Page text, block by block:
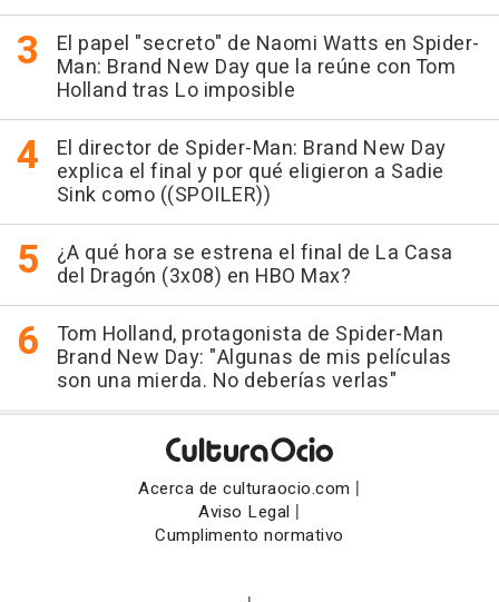
El papel "secreto" de Naomi Watts en Spider-
Man: Brand New Day que la reúne con Tom
Holland tras Lo imposible
El director de Spider-Man: Brand New Day
explica el final y por qué eligieron a Sadie
Sink como ((SPOILER))
¿A qué hora se estrena el final de La Casa
del Dragón (3x08) en HBO Max?
Tom Holland, protagonista de Spider-Man
Brand New Day: "Algunas de mis películas
son una mierda. No deberías verlas"
Acerca de culturaocio.com |
Aviso Legal |
Cumplimento normativo